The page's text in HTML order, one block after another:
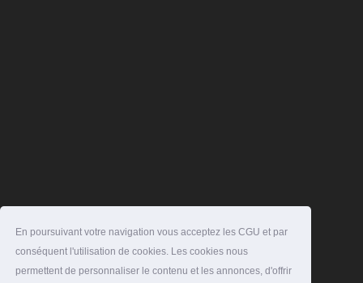
En poursuivant votre navigation vous acceptez les CGU et par
conséquent l'utilisation de cookies. Les cookies nous
permettent de personnaliser le contenu et les annonces, d'offrir